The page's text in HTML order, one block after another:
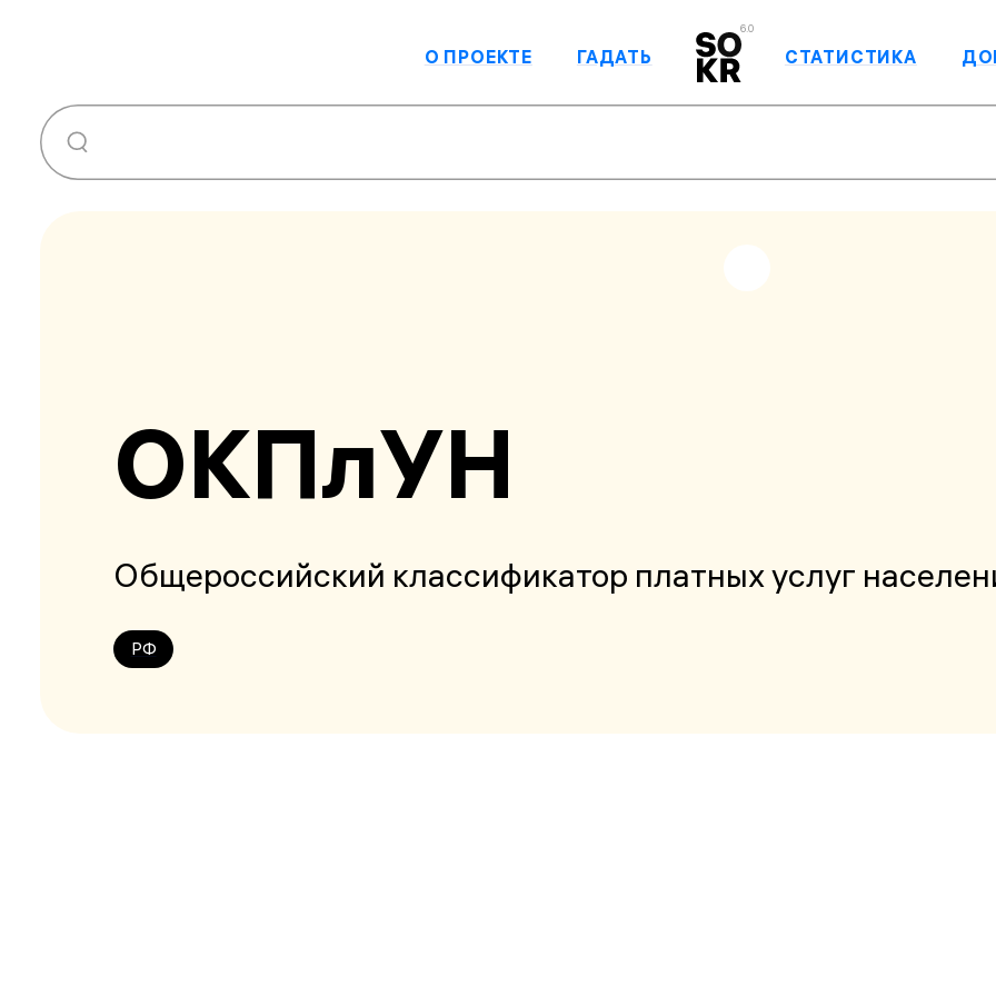
6.0
О ПРОЕКТЕ ГАДАТЬ СТАТИСТИКА
ОКПлУН
Общероссийский классификатор платных услуг
РФ